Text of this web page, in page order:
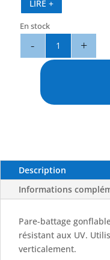
LIRE +
En stock
Pare
Description
Informations
Pare-battage
résistant aux UV.
verticalement.